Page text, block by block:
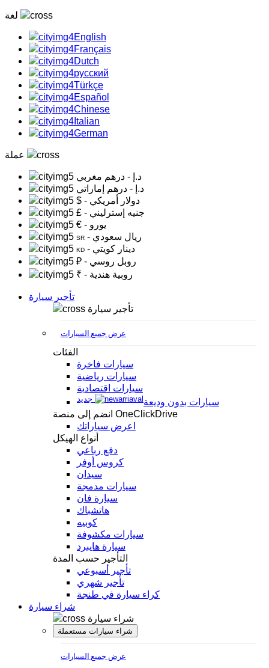
English
Français
Dutch
русский
Türkçe
Español
Chinese
Italian
German
د.إ - درهم مغربي
د.إ - درهم إماراتي
$
- دولار أمريكي
£
- جنيه إسترليني
€
- يورو
SR - ريال سعودي
KD
- دينار كويتي
₽
- روبل روسي
₹
- روبية هندية
تأجير سيارة
تأجير سيارة
عرض جميع السيارات
الفئات
سيارات فاخرة
سيارات رياضية
سيارات اقتصادية
سيارات بدون وديعة
جديد
انضم إلى منصة OneClickDrive
اعرض سياراتك
أنواع الهيكل
دفع رباعي
كروس أوفر
سيدان
سيارات مدمجة
سيارة فان
هاتشباك
كوبيه
سيارات مكشوفة
سيارة هايبرد
التأجير حسب المدة
تأجير أسبوعي
تأجير شهري
كراء سيارة في طنجة
شراء سيارة
شراء سيارة
شراء سيارات مستعملة
عرض جميع السيارات